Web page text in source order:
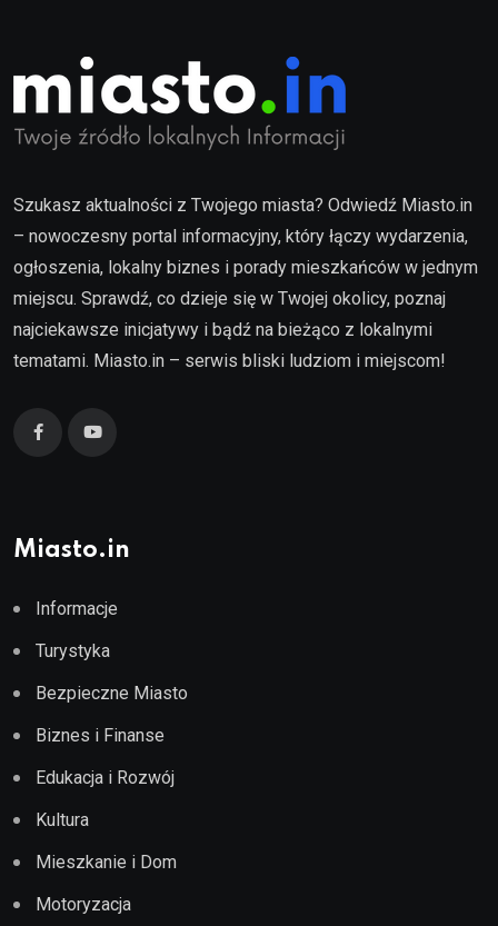
Szukasz aktualności z Twojego miasta? Odwiedź Miasto.in
– nowoczesny portal informacyjny, który łączy wydarzenia,
ogłoszenia, lokalny biznes i porady mieszkańców w jednym
miejscu. Sprawdź, co dzieje się w Twojej okolicy, poznaj
najciekawsze inicjatywy i bądź na bieżąco z lokalnymi
tematami. Miasto.in – serwis bliski ludziom i miejscom!
Miasto.in
Informacje
Turystyka
Bezpieczne Miasto
Biznes i Finanse
Edukacja i Rozwój
Kultura
Mieszkanie i Dom
Motoryzacja